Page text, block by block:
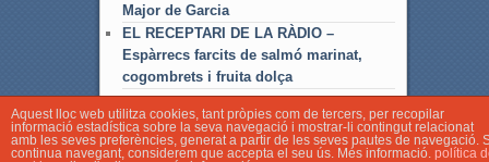
Major de Garcia
EL RECEPTARI DE LA RÀDIO –
Espàrrecs farcits de salmó marinat,
cogombrets i fruita dolça
Aquest lloc web utilitza cookies, tant pròpies com de tercers, per recopilar
informació estadística sobre la seva navegació i mostrar-li contingut relacionat
amb les seves preferències, generat a partir de les seves pautes de navegació.
continua navegant, considerem que accepta el seu ús. Més informació. política